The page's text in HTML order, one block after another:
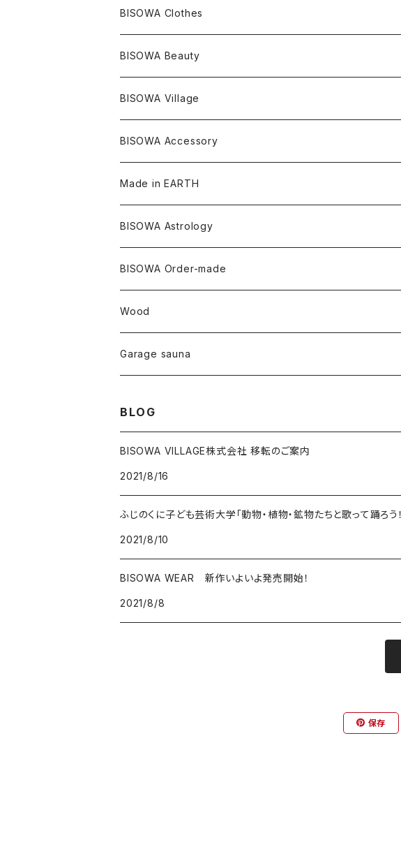
ツインソウル
メタモルフォーゼス
クォーツインクォーツ
デュモルチェライト
タンザナイト
ムーンストーン
ルチルクォーツ
ラリマー
ハーキマーダイアモンド
スモーキークォーツ
ブラジル
中国
アメリカ
Others
宇佐美聖子
Others
リング
サンキャッチャー
ヘアアクセサリー
イヤリング
キーホルダー
オーガニックコットン
ヘンプ
オーガニックコットン
T-SHIRT
オーガニックコットン
ヘンプコットン
leggings
ヘンプ
オーガニックコットン
Others
ヘンプ
オーガニックコットン
Underwear
Music
宇佐美聖子
Niceness Music
浄化アイテム
Cosmic Hemp 麻炭
セージ
オラクルカード
キャンドル
HAZE 和蝋燭
縁キャンドル
陶器
大蝶恵美子
Tomoko Uemura Art 麻炭陶器
Cosmic hemp
YUGEN GLASS
others
foods
能作
BISOWA Clothes
麻
絹
Others
オーガニックコットン
バンブー
オーガニックフリース
BISOWA Beauty
ヘンプオイル
BISOWA Village
Bisowa Club Room
BISOWA Accessory
ヘアゴム
宇佐美聖子
Made in EARTH
Misakubo Japan
碧-AOI-の松葉天然酵母パン
Uwajima Japan
BISOWA Astrology
BISOWA Order-made
∞Seiko Usami∞
Wood
Garage sauna
BLOG
BISOWA VILLAGE株式会社 移転のご案内
2021/8/16
ふじのくに子ども芸術大学「動物・植物・鉱物たちと歌って踊ろ
2021/8/10
BISOWA WEAR 新作いよいよ発売開始！
2021/8/8
保存